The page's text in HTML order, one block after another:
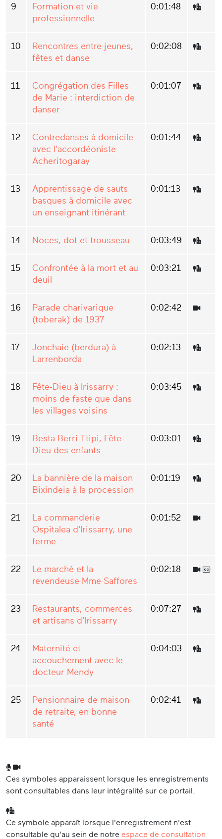
9
Formation et vie
professionnelle
0:01:48
10
Rencontres entre jeunes,
fêtes et danse
0:02:08
11
Congrégation des Filles
de Marie : interdiction de
danser
0:01:07
12
Contredanses à domicile
avec l'accordéoniste
Acheritogaray
0:01:44
13
Apprentissage de sauts
basques à domicile avec
un enseignant itinérant
0:01:13
14 Noces, dot et trousseau 0:03:49
15
Confrontée à la mort et au
deuil
0:03:21
16
Parade charivarique
(toberak) de 1937
0:02:42
17
Jonchaie (berdura) à
Larrenborda
0:02:13
18
Fête-Dieu à Irissarry :
moins de faste que dans
les villages voisins
0:03:45
19
Besta Berri Ttipi, Fête-
Dieu des enfants
0:03:01
20
La bannière de la maison
Bixindeia à la procession
0:01:19
21
La commanderie
Ospitalea d'Irissarry, une
ferme
0:01:52
22
Le marché et la
revendeuse Mme Saffores
0:02:18
23
Restaurants, commerces
et artisans d'Irissarry
0:07:27
24
Maternité et
accouchement avec le
docteur Mendy
0:04:03
25
Pensionnaire de maison
de retraite, en bonne
santé
0:02:41
Ces symboles apparaissent lorsque les enregistrements
sont consultables dans leur intégralité sur ce portail.
Ce symbole apparaît lorsque l'enregistrement n'est
consultable qu'au sein de notre espace de consultation